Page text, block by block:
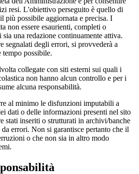
resi. L'obiettivo perseguito è quello di
più possibile aggiornata e precisa. I
non essere esaurienti, completi o
una redazione continuamente attiva.
segnalati degli errori, si provvederà a
possibile.
collegate con siti esterni sui quali i
non hanno alcun controllo e per i
alcuna responsabilità.
al minimo le disfunzioni imputabili a
dati o delle informazioni presenti nel sito
stati inseriti o strutturati in archivi/banche
errori. Non si garantisce pertanto che il
o che non sia in altro modo